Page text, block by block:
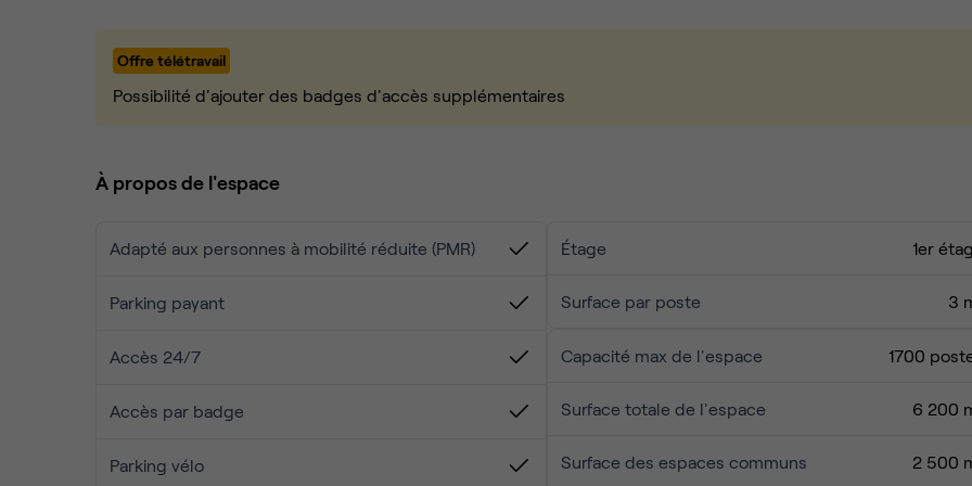
💧 Douches
🌱 Jardin végétalisé
📚 20 salles de réunion à partager
🚗 Parking vélo, voiture, scooter
Contactez-nous si vous avez la moindre question !
Offre télétravail
Possibilité d'ajouter des badges d'accès supplémentaires
À propos de l'espace
Adapté aux personnes à mobilité réduite (PMR)
Parking payant
Accès 24/7
Accès par badge
Parking vélo
Étage 1er
Surface par poste 3
Capacité max de l'espace 1700
Surface totale de l'espace 6 200
Surface des espaces communs 2 500